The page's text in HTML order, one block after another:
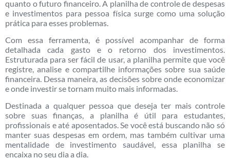
quanto o futuro financeiro. A planilha de controle de despesas
e investimentos para pessoa física surge como uma solução
prática para esses problemas.
Com essa ferramenta, é possível acompanhar de forma
detalhada cada gasto e o retorno dos investimentos.
Estruturada para ser fácil de usar, a planilha permite que você
registre, analise e compartilhe informações sobre sua saúde
financeira. Dessa maneira, as decisões sobre onde economizar
e onde investir se tornam muito mais informadas.
Destinada a qualquer pessoa que deseja ter mais controle
sobre suas finanças, a planilha é útil para estudantes,
profissionais e até aposentados. Se você está buscando não só
manter suas despesas em ordem, mas também cultivar uma
mentalidade de investimento saudável, essa planilha se
encaixa no seu dia a dia.